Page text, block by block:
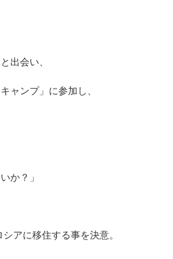
出会い、
ャンプ」に参加し、
か？」
アに移住する事を決意。